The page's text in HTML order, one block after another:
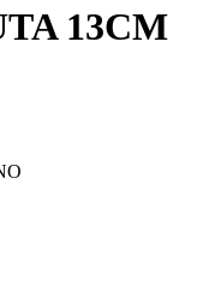
13CM